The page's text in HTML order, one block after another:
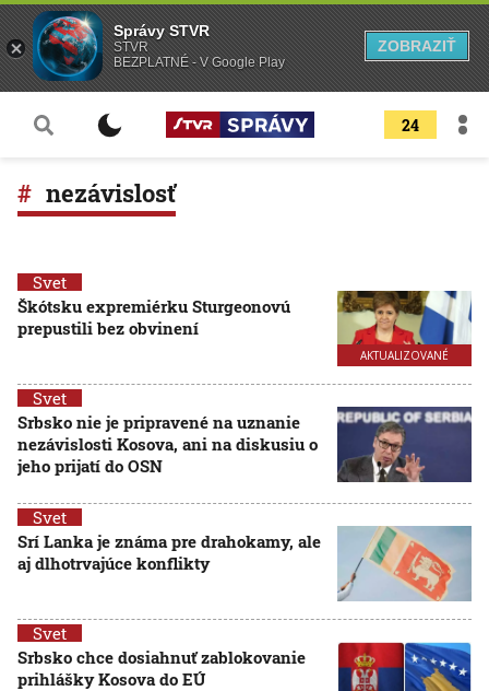
24
nezávislosť
AKTUALIZOVANÉ
Svet
Škótsku expremiérku Sturgeonovú
prepustili bez obvinení
Svet
Srbsko nie je pripravené na uznanie
nezávislosti Kosova, ani na diskusiu o
jeho prijatí do OSN
Svet
Srí Lanka je známa pre drahokamy, ale
aj dlhotrvajúce konflikty
Svet
Srbsko chce dosiahnuť zablokovanie
prihlášky Kosova do EÚ
Správy STVR
STVR
BEZPLATNÉ - V Google Play
ZOBRAZIŤ